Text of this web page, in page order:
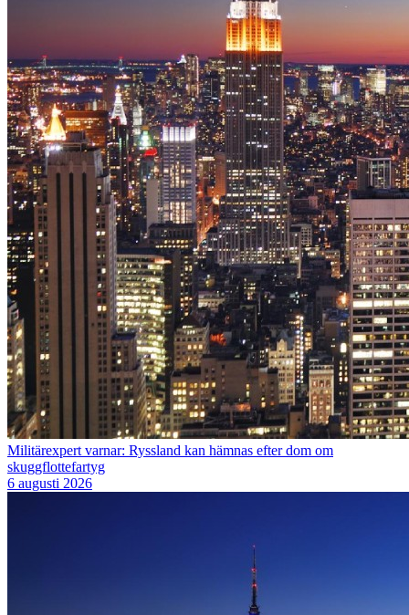
Militärexpert varnar: Ryssland kan hämnas efter dom om
skuggflottefartyg
6 augusti 2026